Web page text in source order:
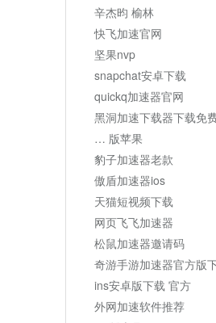
辛杰昀 榆林
快飞加速官网
坚果nvp
snapchat安卓下载
quickq加速器官网
黑洞加速下载器下载免
… 版苹果
豹子加速器老款
傲盾加速器ios
天猫短视频下载
网页飞飞加速器
松鼠加速器邀请码
奇游手游加速器官方版
ins安卓版下载 官方
外网加速软件推荐